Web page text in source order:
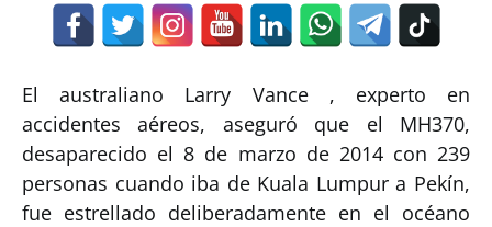
El australiano Larry Vance , experto en
accidentes aéreos, aseguró que el MH370,
desaparecido el 8 de marzo de 2014 con 239
personas cuando iba de Kuala Lumpur a Pekín,
fue estrellado deliberadamente en el océano